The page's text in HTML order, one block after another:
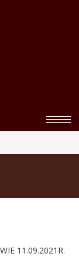
11.09.2021R.